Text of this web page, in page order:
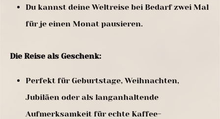
Du kannst deine Weltreise bei Bedarf zwei Mal
für je einen Monat pausieren.
Die Reise als Geschenk:
Perfekt für Geburtstage, Weihnachten,
Jubiläen oder als langanhaltende
Aufmerksamkeit für echte Kaffee-